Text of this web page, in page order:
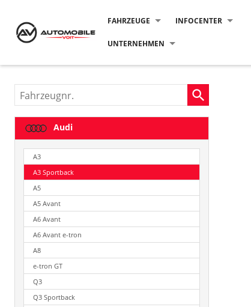
FAHRZEUGE INFOCENTER
UNTERNEHMEN
Fahrzeugnr.
Audi
A3
A3 Sportback
A5
A5 Avant
A6 Avant
A6 Avant e-tron
A8
e-tron GT
Q3
Q3 Sportback